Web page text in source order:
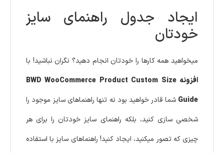
ایجاد جدول راهنمای سایز
خودتان
میخواهید همه کارها را خودتان انجام دهید؟ نگران نباشید! با
افزونه BWD WooCommerce Product Custom Size
Guide شما قادر خواهید بود نه تنها راهنماهای سایز موجود را
شخصی سازی کنید، بلکه راهنمای سایز خودتان را برای هر
چیزی که تصور میکنید، ایجاد کنید! راهنماهای سایز با استفاده